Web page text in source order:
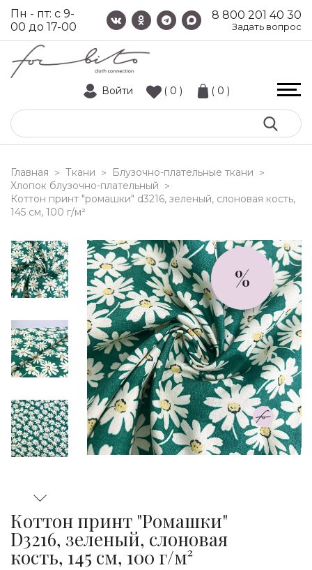
8 800 201 40 30
Задать вопрос
Пн - пт: с 9-
00 до 17-00
Войти ( 0 ) ( 0 )
Главная > Ткани > Блузочно-плательные ткани >
Хлопок блузочно-плательный >
коттон принт "ромашки" d3216, зеленый, слоновая кость,
145 см, 100 г/м²
%
Коттон принт "Ромашки"
D3216, зеленый, слоновая
кость, 145 см, 100 г/м²